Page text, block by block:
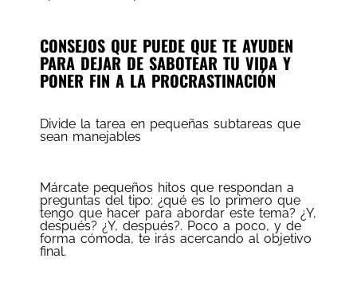
CONSEJOS QUE PUEDE QUE TE AYUDEN
PARA DEJAR DE SABOTEAR TU VIDA Y
PONER FIN A LA PROCRASTINACIÓN
Divide la tarea en pequeñas subtareas que
sean manejables
Márcate pequeños hitos que respondan a
preguntas del tipo: ¿qué es lo primero que
tengo que hacer para abordar este tema? ¿Y,
después? ¿Y, después?. Poco a poco, y de
forma cómoda, te irás acercando al objetivo
final.